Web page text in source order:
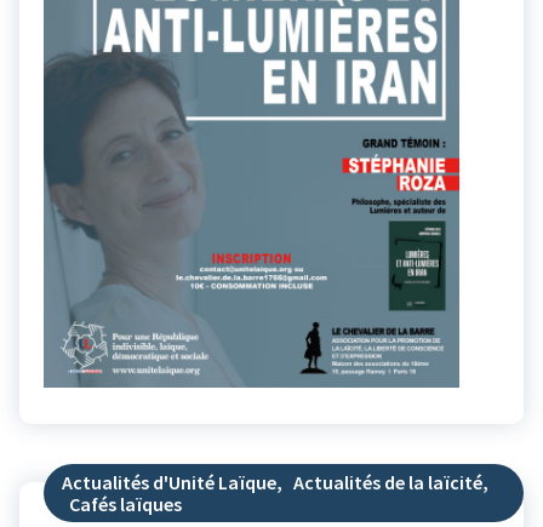
Actualités d'Unité Laïque, Actualités de la laïcité,
Cafés laïques